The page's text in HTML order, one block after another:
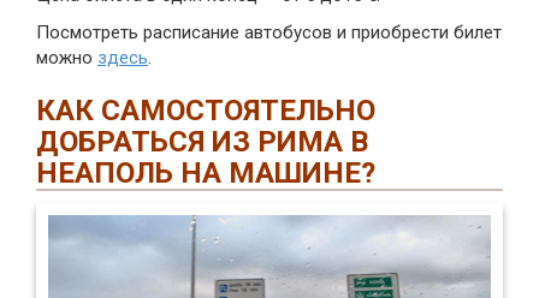
Посмотреть расписание автобусов и приобрести билет
можно здесь.
КАК САМОСТОЯТЕЛЬНО
ДОБРАТЬСЯ ИЗ РИМА В
НЕАПОЛЬ НА МАШИНЕ?